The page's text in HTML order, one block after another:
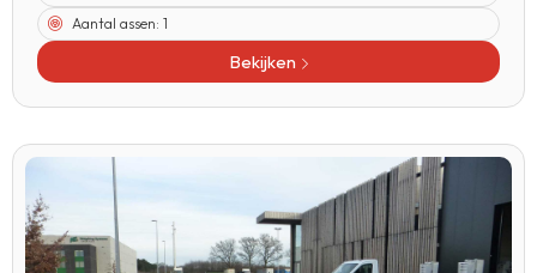
Aantal assen: 1
Bekijken